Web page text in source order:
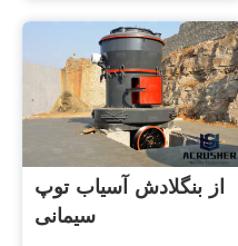
از بنگلادش آسیاب توپ
سیمانی